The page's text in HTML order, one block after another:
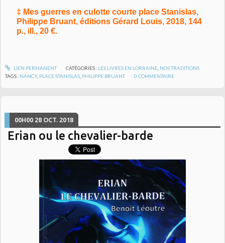
‡ Mes guerres en culotte courte place Stanislas,
Philippe Bruant, éditions Gérard Louis, 2018, 144
p., ill., 20 €.
LIEN PERMANENT CATÉGORIES : LES LIVRES EN LORRAINE, NOS TRADITIONS
TAGS : NANCY, PLACE STANISLAS PHILIPPE BRUANT 0 COMMENTAIRE
00H00 28 OCT. 2018
Erian ou le chevalier-barde